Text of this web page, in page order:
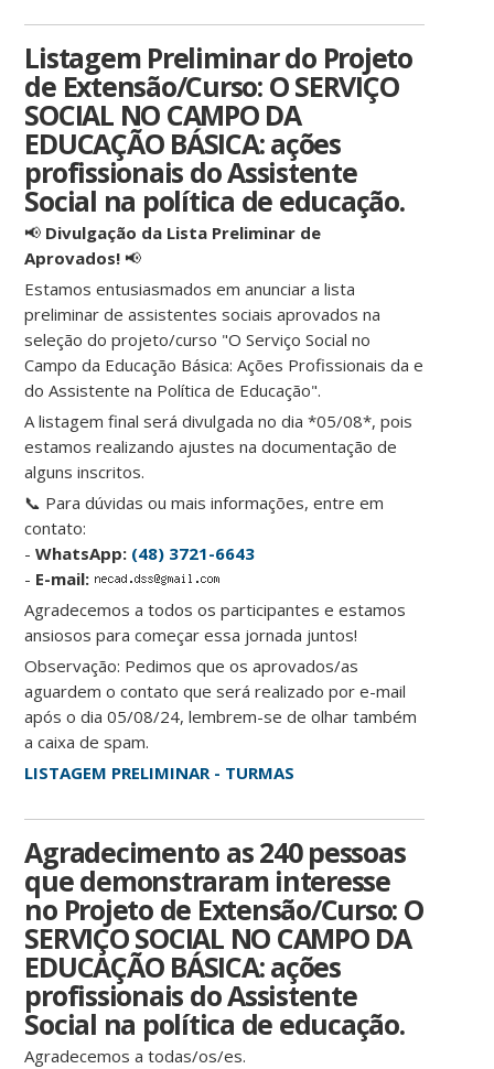
Listagem Preliminar do Projeto
de Extensão/Curso: O SERVIÇO
SOCIAL NO CAMPO DA
EDUCAÇÃO BÁSICA: ações
profissionais do Assistente
Social na política de educação.
📢 Divulgação da Lista Preliminar de
Aprovados! 📢
Estamos entusiasmados em anunciar a lista
preliminar de assistentes sociais aprovados na
seleção do projeto/curso "O Serviço Social no
Campo da Educação Básica: Ações Profissionais da e
do Assistente na Política de Educação".
A listagem final será divulgada no dia *05/08*, pois
estamos realizando ajustes na documentação de
alguns inscritos.
📞 Para dúvidas ou mais informações, entre em
contato:
-WhatsApp: (48) 3721-6643
- E-mail:
Agradecemos a todos os participantes e estamos
ansiosos para começar essa jornada juntos!
Observação: Pedimos que os aprovados/as
aguardem o contato que será realizado por e-mail
após o dia 05/08/24, lembrem-se de olhar também
a caixa de spam.
LISTAGEM PRELIMINAR - TURMAS
Agradecimento as 240 pessoas
que demonstraram interesse
no Projeto de Extensão/Curso: O
SERVIÇO SOCIAL NO CAMPO DA
EDUCAÇÃO BÁSICA: ações
profissionais do Assistente
Social na política de educação.
Agradecemos a todas/os/es.